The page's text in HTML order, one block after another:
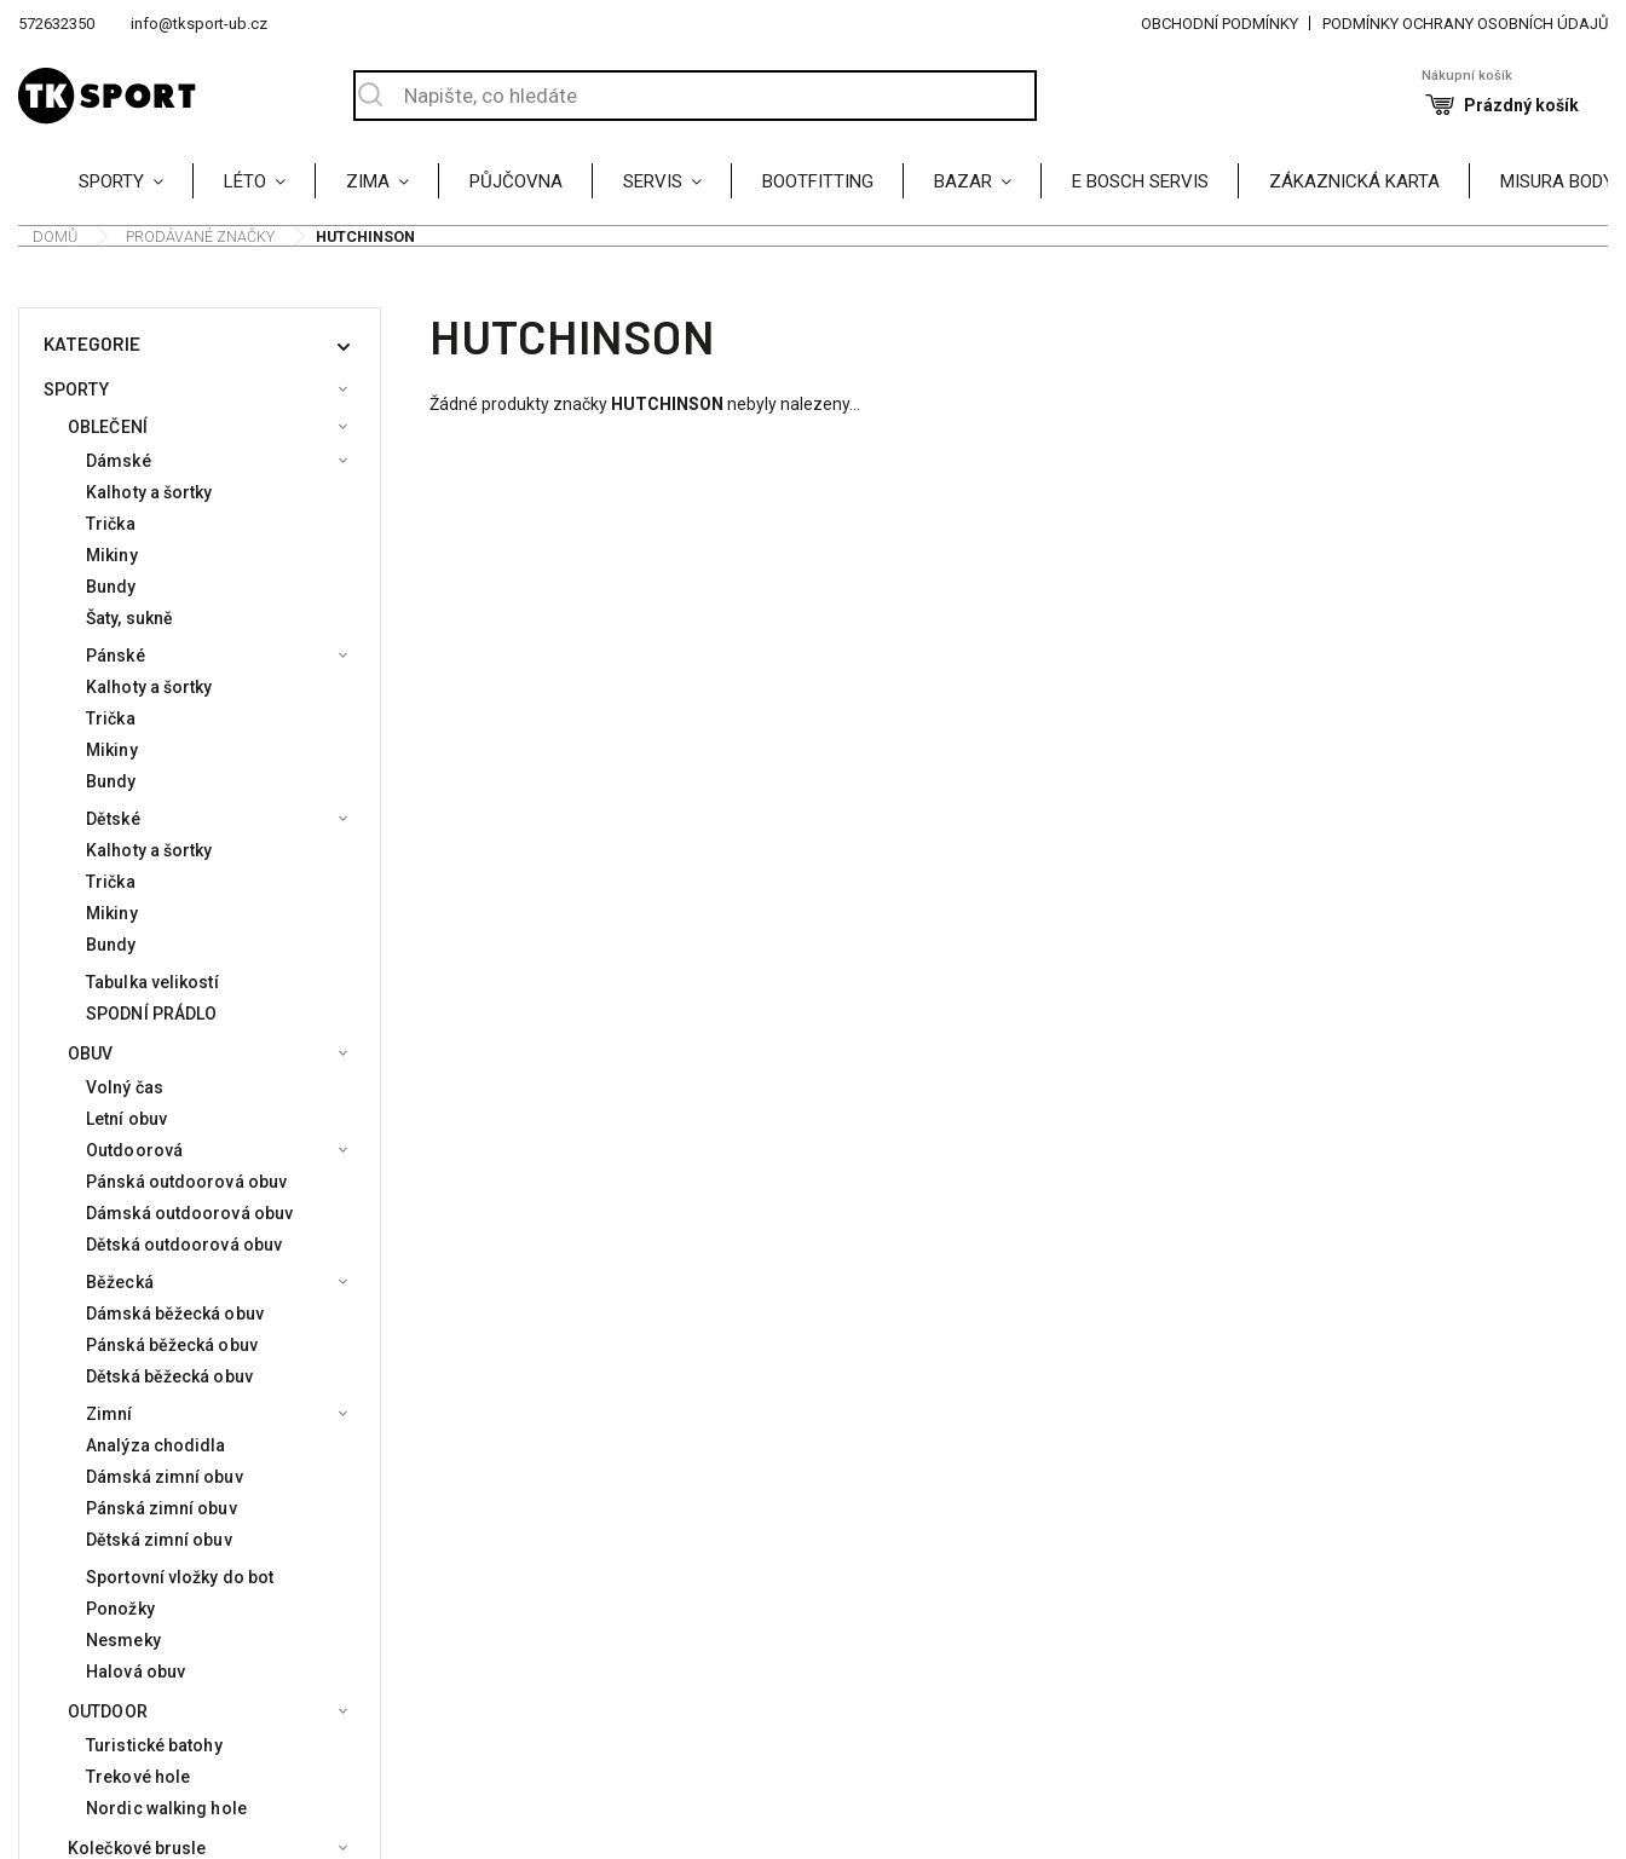
572632350 info@tksport-ub.cz OBCHODNÍ PODMÍNKY PODMÍNKY OCHRANY OSOBNÍCH ÚDAJŮ
Nákupní košík
Prázdný košík
SPORTY LÉTO ZIMA PŮJČOVNA SERVIS BOOTFITTING BAZAR E BOSCH SERVIS ZÁKAZNICKÁ KARTA MISURA BODY
DOMŮ PRODÁVANÉ ZNAČKY HUTCHINSON
KATEGORIE
SPORTY
OBLEČENÍ
Dámské
Kalhoty a šortky
Trička
Mikiny
Bundy
Šaty, sukně
Pánské
Kalhoty a šortky
Trička
Mikiny
Bundy
Dětské
Kalhoty a šortky
Trička
Mikiny
Bundy
Tabulka velikostí
SPODNÍ PRÁDLO
OBUV
Volný čas
Letní obuv
Outdoorová
Pánská outdoorová obuv
Dámská outdoorová obuv
Dětská outdoorová obuv
Běžecká
Dámská běžecká obuv
Pánská běžecká obuv
Dětská běžecká obuv
Zimní
Analýza chodidla
Dámská zimní obuv
Pánská zimní obuv
Dětská zimní obuv
Sportovní vložky do bot
Ponožky
Nesmeky
Halová obuv
OUTDOOR
Turistické batohy
Trekové hole
Nordic walking hole
Kolečkové brusle
HUTCHINSON
Žádné produkty značky HUTCHINSON nebyly nalezeny...